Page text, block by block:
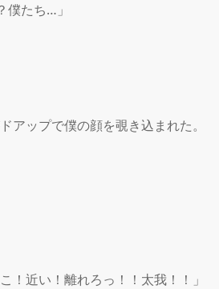
僕たち…」
アップで僕の顔を覗き込まれた。
！近い！離れろっ！！太我！！」